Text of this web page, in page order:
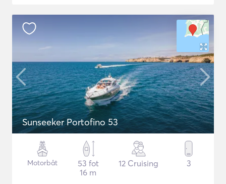
Sunseeker Portofino 53
Motorbåt
53 fot
16 m
12 Cruising 3